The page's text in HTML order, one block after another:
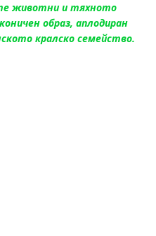
животни и тяхното
образ, аплодиран
кралско семейство.